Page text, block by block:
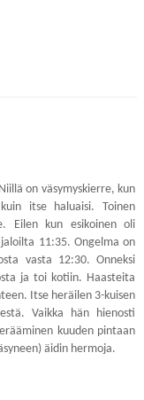
on väsymyskierre, kun
itse haluaisi. Toinen
Eilen kun esikoinen oli
11:35. Ongelma on
vasta 12:30. Onneksi
ja toi kotiin. Haasteita
Itse heräilen 3-kuisen
Vaikka hän hienosti
kuuden pintaan
äidin hermoja.